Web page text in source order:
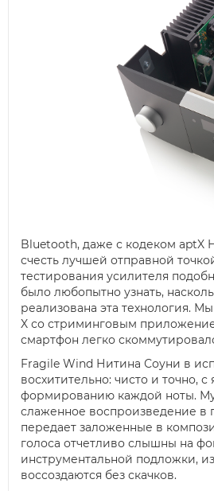
Bluetooth, даже с кодеком aptX
счесть лучшей отправной
тестирования усилителя
было любопытно узнать,
реализована эта технология.
X со стриминговым
смартфон легко
Fragile Wind Нитина Соуни в
восхитительно: чисто и точно,
формированию каждой ноты.
слаженное воспроизведение в
передает заложенные в
голоса отчетливо слышны на
инструментальной подложки,
воссоздаются без скачков.